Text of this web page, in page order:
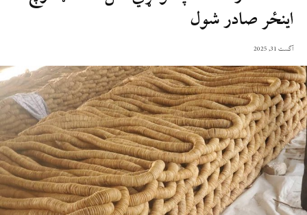
اينځر صادر شول
آگست 31, 2025